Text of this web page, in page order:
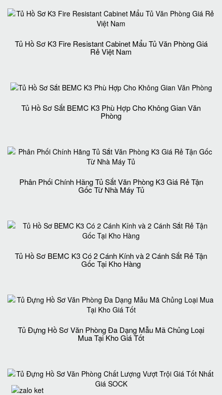
Tủ Hồ Sơ K3 Fire Resistant Cabinet Mẩu Tủ Văn Phòng Giá
Rẻ Việt Nam
Tủ Hồ Sơ Sắt BEMC K3 Phù Hợp Cho Không Gian Văn
Phòng
Phân Phối Chính Hãng Tủ Sắt Văn Phòng K3 Giá Rẻ Tận
Gốc Từ Nhà Máy Tủ
Tủ Hồ Sơ BEMC K3 Có 2 Cánh Kính và 2 Cánh Sắt Rẻ Tận
Gốc Tại Kho Hàng
Tủ Đựng Hồ Sơ Văn Phòng Đa Dạng Mẫu Mã Chủng Loại
Mua Tại Kho Giá Tốt